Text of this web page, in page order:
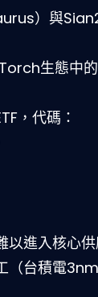
）與
生態中
，代碼：
以進入核心
（台積電